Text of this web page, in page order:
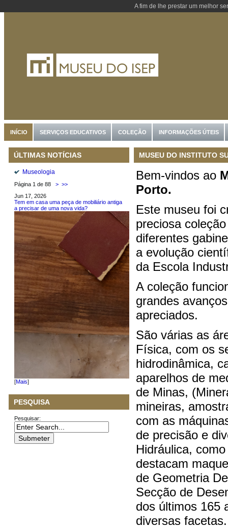
A fim de lhe prestar um melhor
INÍCIO SERVIÇOS EDUCATIVOS COLEÇÃO INFORMAÇÕES ÚTEIS
ÚLTIMAS NOTÍCIAS
Museologia
Página 1 de 88 > >>
Jun 17, 2026
Tem em casa uma peça de mobiliário antiga
a precisar de uma nova vida?
[Mais]
PESQUISA
Pesquisar:
MUSEU DO INSTITUTO
Bem-vindos ao
Porto.
Este museu foi
preciosa
diferentes
a evolução
da Escola
A coleção
grandes
apreciados.
São várias as
Física, com os
hidrodinâmica,
aparelhos de
de Minas,
mineiras,
com as
de precisão e
Hidráulica,
destacam
de Geometria
Secção de
dos últimos 165
diversas facetas.